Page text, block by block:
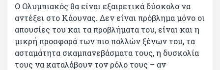
Ο Ολυμπιακός θα είναι εξαιρετικά δύσκολο να
αντέξει στο Κάουνας. Δεν είναι πρόβλημα μόνο οι
απουσίες του και τα προβλήματα του, είναι και η
μικρή προσφορά των πιο πολλών ξένων του, τα
ασταμάτητα σκαμπανεβάσματα τους, η δυσκολία
τους να καταλάβουν τον ρόλο τους – αν